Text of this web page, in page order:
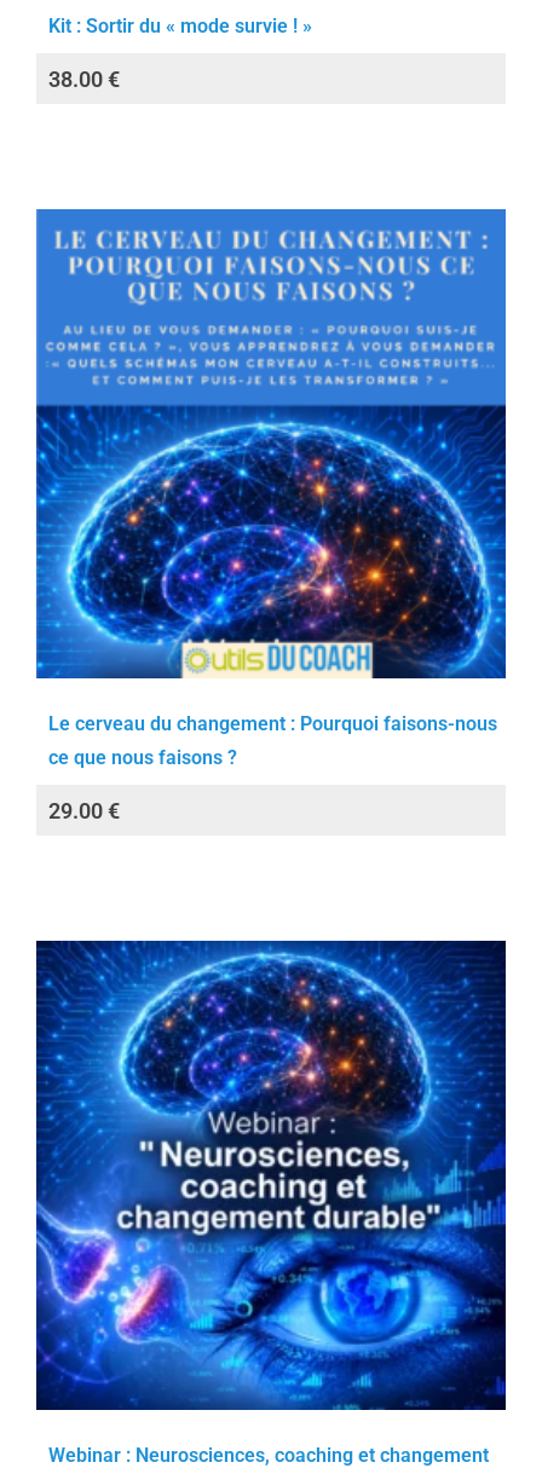
Kit : Sortir du « mode survie ! »
38.00€
Le cerveau du changement : Pourquoi faisons-nous
ce que nous faisons ?
29.00€
Webinar : Neurosciences, coaching et changement